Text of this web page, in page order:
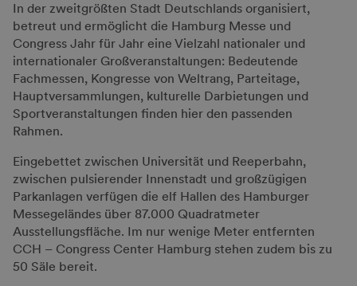
In der zweitgrößten Stadt Deutschlands organisiert,
betreut und ermöglicht die Hamburg Messe und
Congress Jahr für Jahr eine Vielzahl nationaler und
internationaler Großveranstaltungen: Bedeutende
Fachmessen, Kongresse von Weltrang, Parteitage,
Hauptversammlungen, kulturelle Darbietungen und
Sportveranstaltungen finden hier den passenden
Rahmen.
Eingebettet zwischen Universität und Reeperbahn,
zwischen pulsierender Innenstadt und großzügigen
Parkanlagen verfügen die elf Hallen des Hamburger
Messegeländes über 87.000 Quadratmeter
Ausstellungsfläche. Im nur wenige Meter entfernten
CCH – Congress Center Hamburg stehen zudem bis zu
50 Säle bereit.